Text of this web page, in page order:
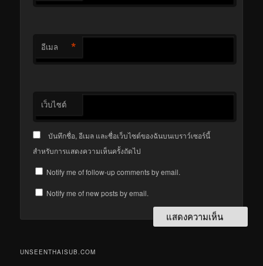
อีเมล *
เว็บไซต์
บันทึกชื่อ, อีเมล และชื่อเว็บไซต์ของฉันบนเบราว์เซอร์นี้
สำหรับการแสดงความเห็นครั้งถัดไป
Notify me of follow-up comments by email.
Notify me of new posts by email.
UNSEENTHAISUB.COM